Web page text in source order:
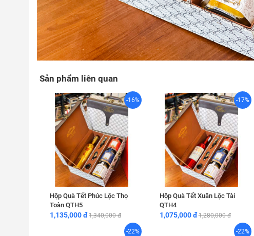
Sản phẩm liên quan
-16%
Hộp Quà Tết Phúc Lộc Thọ
Toàn QTH5
1,135,000 đ1,340,000 đ
-17%
Hộp Quà Tết Xuân Lộc Tài
QTH4
1,075,000 đ1,280,000 đ
-22% -22%